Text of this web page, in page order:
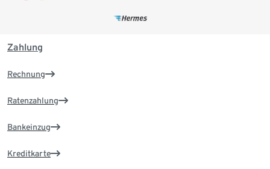
Zahlung
Rechnung
Ratenzahlung
Bankeinzug
Kreditkarte